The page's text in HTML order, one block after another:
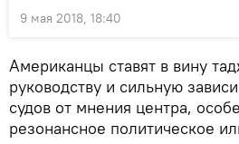
9 мая 2018, 18:40
Американцы ставят в вину
руководству и сильную
судов от мнения центра,
резонансное политическое